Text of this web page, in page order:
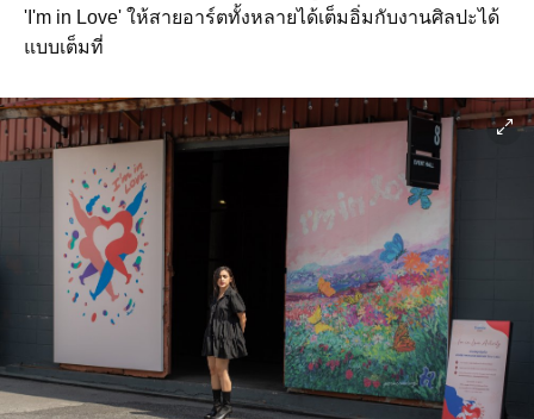
'I'm in Love' ให้สายอาร์ตทั้งหลายได้เต็มอิ่มกับงานศิลปะได้
แบบเต็มที่